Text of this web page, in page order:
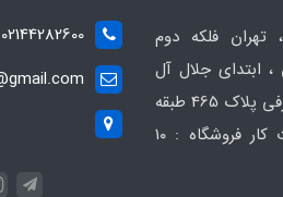
فلکه دوم
ابتدای جلال آل
احمد ، نبش جلال و اشرفی پلاک 465 طبقه
سوم ، واحد ۹ ، ساعات کار فروشگاه : ۱۰
02144282600